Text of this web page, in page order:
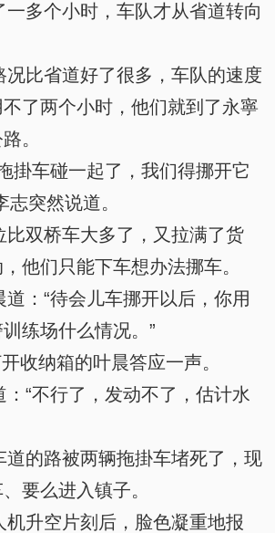
多个小时，车队才从省道转向
比省道好了很多，车队的速度
了两个小时，他们就到了永寧
。
掛车碰一起了，我们得挪开它
志突然说道。
双桥车大多了，又拉满了货
他们只能下车想办法挪车。
：“待会儿车挪开以后，你用
练场什么情况。”
收纳箱的叶晨答应一声。
“不行了，发动不了，估计水
的路被两辆拖掛车堵死了，现
要么进入镇子。
升空片刻后，脸色凝重地报